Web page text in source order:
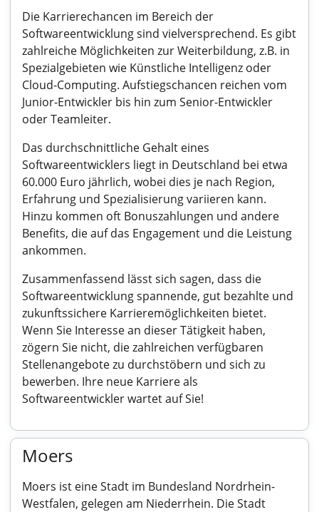
Die Karrierechancen im Bereich der
Softwareentwicklung sind vielversprechend. Es gibt
zahlreiche Möglichkeiten zur Weiterbildung, z.B. in
Spezialgebieten wie Künstliche Intelligenz oder
Cloud-Computing. Aufstiegschancen reichen vom
Junior-Entwickler bis hin zum Senior-Entwickler
oder Teamleiter.
Das durchschnittliche Gehalt eines
Softwareentwicklers liegt in Deutschland bei etwa
60.000 Euro jährlich, wobei dies je nach Region,
Erfahrung und Spezialisierung variieren kann.
Hinzu kommen oft Bonuszahlungen und andere
Benefits, die auf das Engagement und die Leistung
ankommen.
Zusammenfassend lässt sich sagen, dass die
Softwareentwicklung spannende, gut bezahlte und
zukunftssichere Karrieremöglichkeiten bietet.
Wenn Sie Interesse an dieser Tätigkeit haben,
zögern Sie nicht, die zahlreichen verfügbaren
Stellenangebote zu durchstöbern und sich zu
bewerben. Ihre neue Karriere als
Softwareentwickler wartet auf Sie!
Moers
Moers ist eine Stadt im Bundesland Nordrhein-
Westfalen, gelegen am Niederrhein. Die Stadt